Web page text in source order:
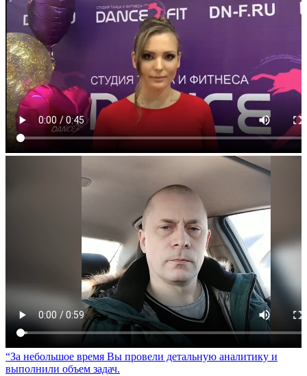
За небольшое время Вы провели детальную аналитику и
выполнили объем задач.